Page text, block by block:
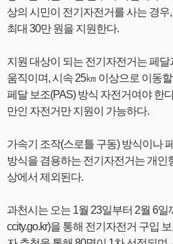
상의 시민이 전기자전거를 사는 경
최대 30만 원을 지원한다.
지원 대상이 되는 전기자전거는 페
움직이며, 시속 25㎞ 이상으로 이동
페달 보조(PAS) 방식 자전거여야 한
만인 자전거만 지원이 가능하다.
가속기 조작(스로틀 구동) 방식이나
방식을 겸용하는 전기자전거는 개인
상에서 제외된다.
과천시는 오는 1월 23일부터 2월 6
ccity.go.kr)을 통해 전기자전거 구입